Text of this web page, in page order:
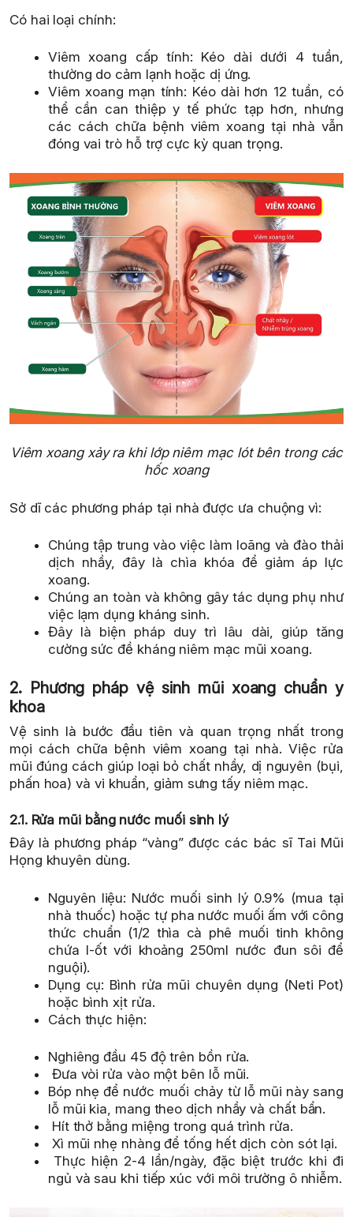
Có hai loại chính:
Viêm xoang cấp tính: Kéo dài dưới 4 tuần,
thường do cảm lạnh hoặc dị ứng.
Viêm xoang mạn tính: Kéo dài hơn 12 tuần, có
thể cần can thiệp y tế phức tạp hơn, nhưng
các cách chữa bệnh viêm xoang tại nhà vẫn
đóng vai trò hỗ trợ cực kỳ quan trọng.
Viêm xoang xảy ra khi lớp niêm mạc lót bên trong các
hốc xoang
Sở dĩ các phương pháp tại nhà được ưa chuộng vì:
Chúng tập trung vào việc làm loãng và đào thải
dịch nhầy, đây là chìa khóa để giảm áp lực
xoang.
Chúng an toàn và không gây tác dụng phụ như
việc lạm dụng kháng sinh.
Đây là biện pháp duy trì lâu dài, giúp tăng
cường sức đề kháng niêm mạc mũi xoang.
2. Phương pháp vệ sinh mũi xoang chuẩn y
khoa
Vệ sinh là bước đầu tiên và quan trọng nhất trong
mọi cách chữa bệnh viêm xoang tại nhà. Việc rửa
mũi đúng cách giúp loại bỏ chất nhầy, dị nguyên (bụi,
phấn hoa) và vi khuẩn, giảm sưng tấy niêm mạc.
2.1. Rửa mũi bằng nước muối sinh lý
Đây là phương pháp “vàng” được các bác sĩ Tai Mũi
Họng khuyên dùng.
Nguyên liệu: Nước muối sinh lý 0.9% (mua tại
nhà thuốc) hoặc tự pha nước muối ấm với công
thức chuẩn (1/2 thìa cà phê muối tinh không
chứa I-ốt với khoảng 250ml nước đun sôi để
nguội).
Dụng cụ: Bình rửa mũi chuyên dụng (Neti Pot)
hoặc bình xịt rửa.
Cách thực hiện:
Nghiêng đầu 45 độ trên bồn rửa.
Đưa vòi rửa vào một bên lỗ mũi.
Bóp nhẹ để nước muối chảy từ lỗ mũi này sang
lỗ mũi kia, mang theo dịch nhầy và chất bẩn.
Hít thở bằng miệng trong quá trình rửa.
Xì mũi nhẹ nhàng để tống hết dịch còn sót lại.
Thực hiện 2-4 lần/ngày, đặc biệt trước khi đi
ngủ và sau khi tiếp xúc với môi trường ô nhiễm.